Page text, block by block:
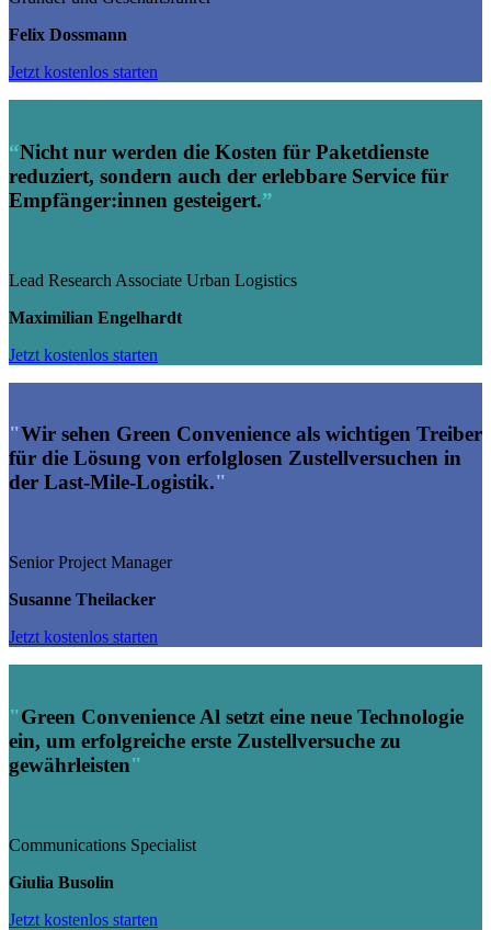
Felix Dossmann
Jetzt kostenlos starten
“Nicht nur werden die Kosten für Paketdienste
reduziert, sondern auch der erlebbare Service für
Empfänger:innen gesteigert.”
Lead Research Associate Urban Logistics
Maximilian Engelhardt
Jetzt kostenlos starten
"Wir sehen Green Convenience als wichtigen Treiber
für die Lösung von erfolglosen Zustellversuchen in
der Last-Mile-Logistik."
Senior Project Manager
Susanne Theilacker
Jetzt kostenlos starten
"Green Convenience Al setzt eine neue Technologie
ein, um erfolgreiche erste Zustellversuche zu
gewährleisten"
Communications Specialist
Giulia Busolin
Jetzt kostenlos starten